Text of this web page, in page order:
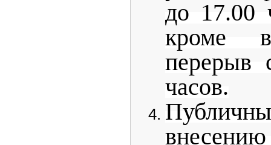
до 17.00
кроме
перерыв
часов.